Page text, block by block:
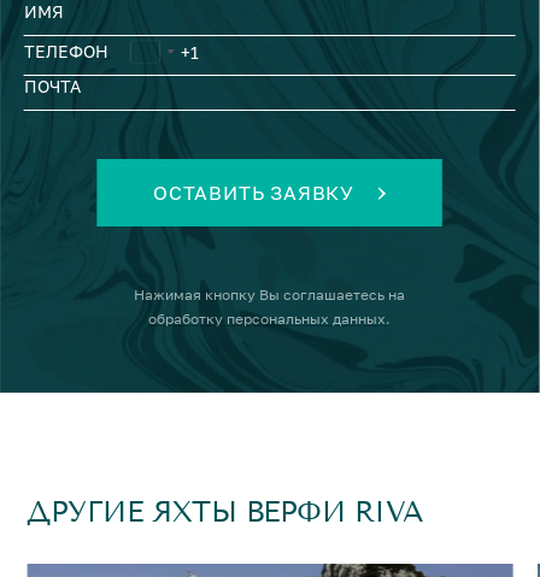
ИМЯ
ТЕЛЕФОН
ПОЧТА
ОСТАВИТЬ ЗАЯВКУ
Нажимая кнопку Вы соглашаетесь на
обработку персональных данных.
ДРУГИЕ ЯХТЫ ВЕРФИ RIVA